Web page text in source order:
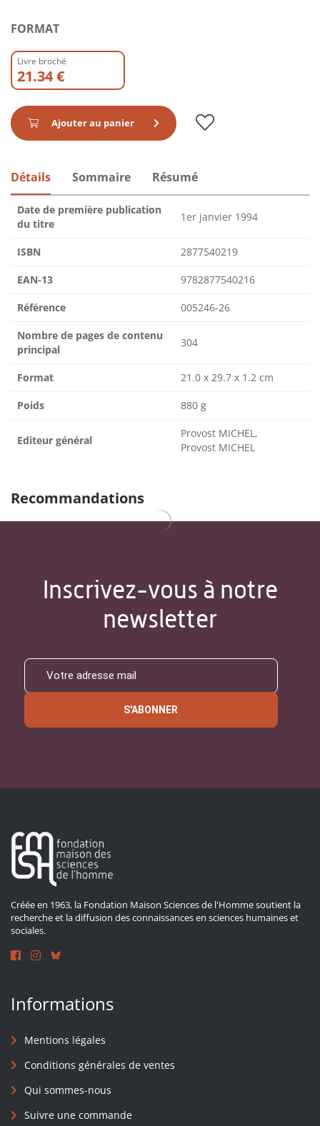
FORMAT
Livre broché
21.34 €
Ajouter au panier
Détails Sommaire Résumé
Date de première publication
du titre
1er janvier 1994
ISBN 2877540219
EAN-13 9782877540216
Référence 005246-26
Nombre de pages de contenu
principal
304
Format 21.0 x 29.7 x 1.2 cm
Poids 880 g
Editeur général
Provost MICHEL,
Provost MICHEL
Recommandations
Inscrivez-vous à notre
newsletter
S'ABONNER
Créée en 1963, la Fondation Maison Sciences de l'Homme soutient la
recherche et la diffusion des connaissances en sciences humaines et
sociales.
Informations
Mentions légales
Conditions générales de ventes
Qui sommes-nous
Suivre une commande